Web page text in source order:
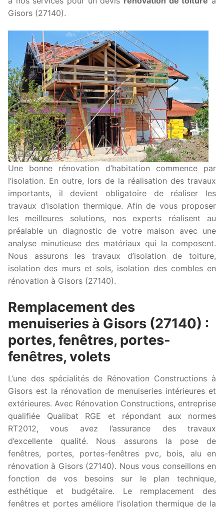
Gisors (27140).
Une bonne rénovation d’habitation commence par
l’isolation. En outre, lors de la réalisation des travaux
importants, il devient obligatoire de réaliser les
travaux d’isolation thermique. Afin de vous proposer
les meilleures solutions, nos experts réalisent au
préalable un diagnostic de votre maison avec une
analyse minutieuse des matériaux qui la composent.
Nous assurons les travaux d’isolation de toiture,
isolation des murs et sols, isolation des combles en
rénovation à Gisors (27140).
Remplacement des
menuiseries à Gisors (27140) :
portes, fenêtres, portes-
fenêtres, volets
L’une des spécialités de Rénovation Constructions à
Gisors est la rénovation de menuiseries intérieures et
extérieures. Avec Rénovation Constructions, entreprise
qualifiée Qualibat RGE et répondant aux normes
RT2012, vous avez l’assurance des travaux
d’excellente qualité. Nous assurons la pose de
fenêtres, portes, portes-fenêtres pvc, bois, alu en
rénovation à Gisors (27140). Nous vous conseillons en
fonction de vos besoins sur le plan technique,
esthétique et budgétaire. Le remplacement des
fenêtres et portes améliore l’isolation thermique de la